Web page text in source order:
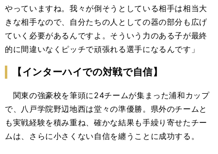
やっていますね。我々が倒そうとしている相手は相当大
きな相手なので、自分たちの人としての器の部分も広げ
ていく必要があるんですよ。そういう力のある子が最終
的に間違いなくピッチで頑張れる選手になるんです」
【インターハイでの対戦で自信】
関東の強豪校を筆頭に24チームが集まった浦和カップ
で、八戸学院野辺地西は堂々の準優勝。県外のチームと
も実戦経験を積み重ね、確かな結果も手繰り寄せたチー
ムは、さらに小さくない自信を纏うことに成功する。